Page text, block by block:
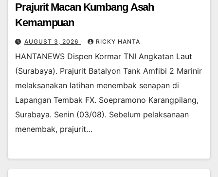
Prajurit Macan Kumbang Asah
Kemampuan
AUGUST 3, 2026 RICKY HANTA
HANTANEWS Dispen Kormar TNI Angkatan Laut
(Surabaya). Prajurit Batalyon Tank Amfibi 2 Marinir
melaksanakan latihan menembak senapan di
Lapangan Tembak FX. Soepramono Karangpilang,
Surabaya. Senin (03/08). Sebelum pelaksanaan
menembak, prajurit…